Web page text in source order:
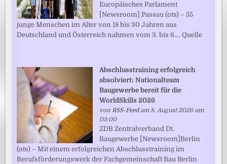
Europäisches Parlament
[Newsroom] Passau (ots) – 55
junge Menschen im Alter von 18 bis 30 Jahren aus
Deutschland und Österreich nahmen vom 3. bis 6.... Quelle
Abschlusstraining erfolgreich
absolviert: Nationalteam
Baugewerbe bereit für die
WorldSkills 2026
vonRSS-Feedam 8. August 2026 um
03:00
ZDB Zentralverband Dt.
Baugewerbe [Newsroom]Berlin
(ots) – Mit einem erfolgreichen Abschlusstraining im
Berufsförderungswerk der Fachgemeinschaft Bau Berlin